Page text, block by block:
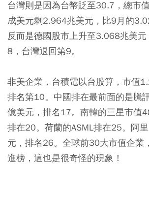
台灣則是因為台幣貶至30.7，總市
成美元剩2.964兆美元，比9月的
反而是德國股市上升至3.068兆美
8，台灣退回第9。
非美企業，台積電以台股算，市值
排名第10。中國排在最前面的是騰
億美元，排名17。南韓的三星市值
排在20。荷蘭的ASML排在25。阿
元，排名26。全球前30大市值企業
進榜，這也是很奇怪的現象！